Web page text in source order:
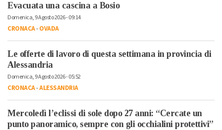
Evacuata una cascina a Bosio
Domenica, 9 Agosto 2026 - 09:14
CRONACA-OVADA
Le offerte di lavoro di questa settimana in provincia di
Alessandria
Domenica, 9 Agosto 2026 - 05:52
CRONACA-ALESSANDRIA
Mercoledì l’eclissi di sole dopo 27 anni: “Cercate un
punto panoramico, sempre con gli occhialini protettivi”